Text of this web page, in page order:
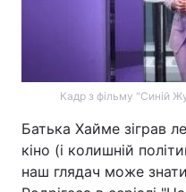
Кадр з фільму "Синій
Батька Хайме зіграв
кіно (і колишній
наш глядач може